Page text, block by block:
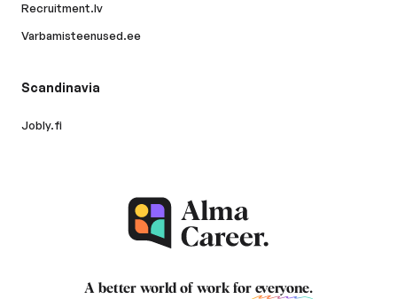
Recruitment.lv
Varbamisteenused.ee
Scandinavia
Jobly.fi
A better world of work for everyone.